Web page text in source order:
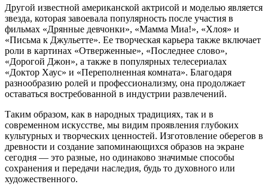
Другой известной американской актрисой и моделью является
звезда, которая завоевала популярность после участия в
фильмах «Дрянные девчонки», «Мамма Миа!», «Хлоя» и
«Письма к Джульетте». Ее творческая карьера также включает
роли в картинах «Отверженные», «Последнее слово»,
«Дорогой Джон», а также в популярных телесериалах
«Доктор Хаус» и «Переполненная комната». Благодаря
разнообразию ролей и профессионализму, она продолжает
оставаться востребованной в индустрии развлечений.
Таким образом, как в народных традициях, так и в
современном искусстве, мы видим проявления глубоких
культурных и творческих ценностей. Изготовление оберегов в
древности и создание запоминающихся образов на экране
сегодня — это разные, но одинаково значимые способы
сохранения и передачи наследия, будь то духовного или
художественного.